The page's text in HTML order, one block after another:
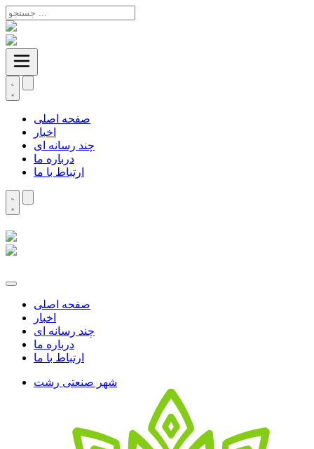
صفحه اصلی
اخبار
چند رسانه ای
درباره ما
ارتباط با ما
صفحه اصلی
اخبار
چند رسانه ای
درباره ما
ارتباط با ما
شهر صنعتی رشت